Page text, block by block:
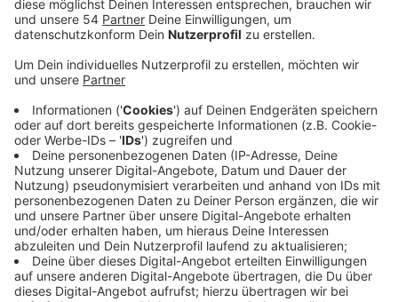
Die vier Bezirksvertretungen können seitdem jeweils
über 100.000 Euro aus dem städtischen Haushalt
selbst verfügen. Jetzt ist die zweite Förderphase
gestartet, viel Geld ist aber schon aus der ersten
Phase weg. Vereine, Verbände und Bürger können jetzt
nochmal Zuschüsse beantragen - und zwar noch bis
zum 31. Juli. Über die Anträge wird dann in den
Sitzungen der Bezirksvertretungen im September
entschieden, das bewilligte Geld sollen die